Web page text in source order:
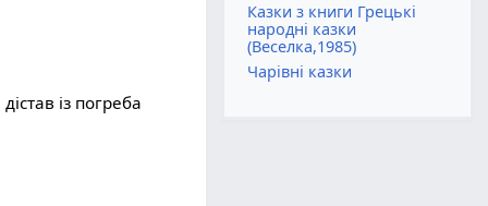
із погреба
Казки з книги Грецькі
народні казки
(Веселка,1985)
Чарівні казки